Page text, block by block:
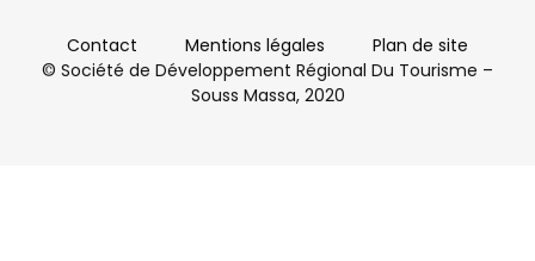
Contact Mentions légales
Plan de site
© Société de Développement Régional Du Tourisme –
Souss Massa, 2020